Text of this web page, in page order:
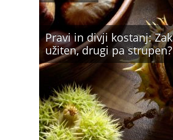
Pravi in divji kostanj:
užiten, drugi pa strupen?